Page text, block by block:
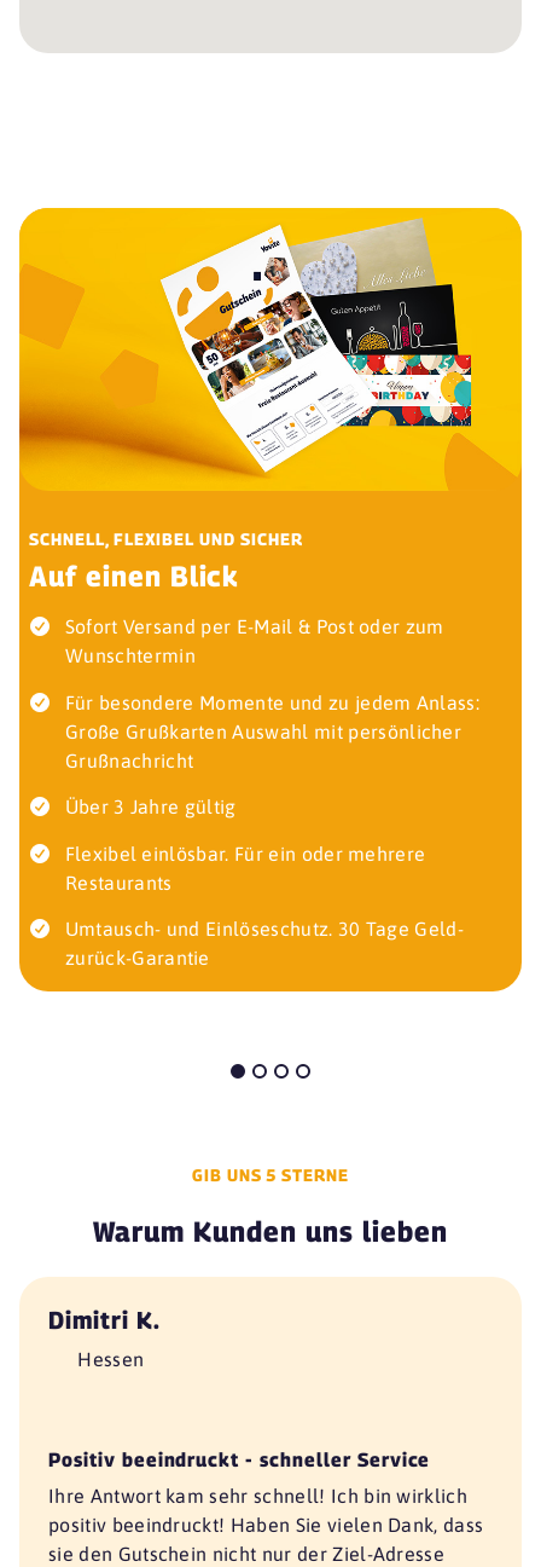
SCHNELL, FLEXIBEL UND SICHER
Auf einen Blick
Sofort Versand per E-Mail & Post oder zum
Wunschtermin
Für besondere Momente und zu jedem Anlass:
Große Grußkarten Auswahl mit persönlicher
Grußnachricht
Über 3 Jahre gültig
Flexibel einlösbar. Für ein oder mehrere
Restaurants
Umtausch- und Einlöseschutz. 30 Tage Geld-
zurück-Garantie
GIB UNS 5 STERNE
Warum Kunden uns lieben
Dimitri K.
Hessen
Positiv beeindruckt - schneller Service
Ihre Antwort kam sehr schnell! Ich bin wirklich
positiv beeindruckt! Haben Sie vielen Dank, dass
sie den Gutschein nicht nur der Ziel-Adresse